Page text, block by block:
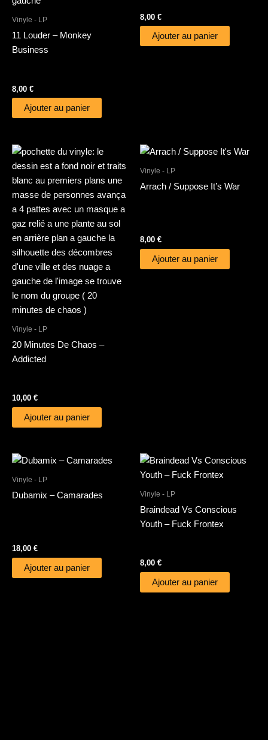
Vinyle - LP
11 Louder – Monkey
Business
8,00 €
Ajouter au panier
8,00 €
Ajouter au panier
Vinyle - LP
20 Minutes De Chaos –
Addicted
10,00 €
Ajouter au panier
Vinyle - LP
Arrach / Suppose It’s War
8,00 €
Ajouter au panier
Vinyle - LP
Dubamix – Camarades
18,00 €
Ajouter au panier
Vinyle - LP
Braindead Vs Conscious
Youth – Fuck Frontex
8,00 €
Ajouter au panier